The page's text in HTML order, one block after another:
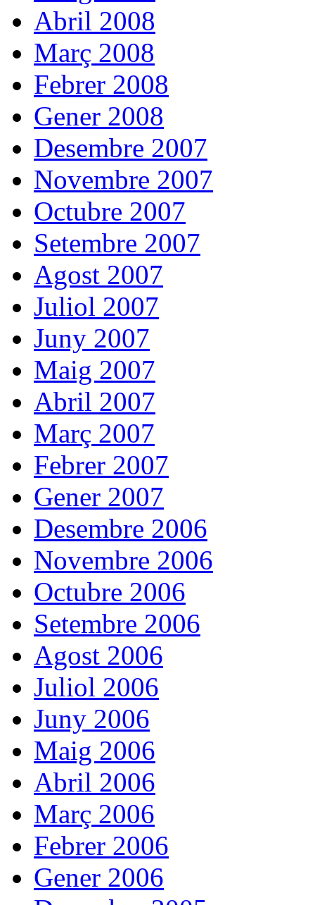
Abril 2008
Març 2008
Febrer 2008
Gener 2008
Desembre 2007
Novembre 2007
Octubre 2007
Setembre 2007
Agost 2007
Juliol 2007
Juny 2007
Maig 2007
Abril 2007
Març 2007
Febrer 2007
Gener 2007
Desembre 2006
Novembre 2006
Octubre 2006
Setembre 2006
Agost 2006
Juliol 2006
Juny 2006
Maig 2006
Abril 2006
Març 2006
Febrer 2006
Gener 2006